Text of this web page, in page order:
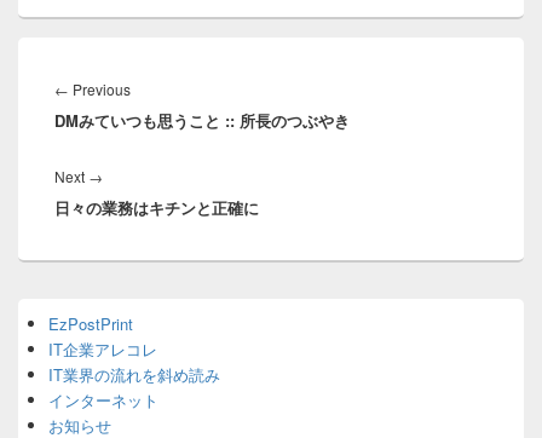
稿
ナ
ゲ
ー
シ
← PreviousPrevious
post:
DMみていつも思うこと :: 所長のつぶやき
Next →
post:
日々の業務はキチンと正確に
Sidebar
Widget
Area
EzPostPrint
IT企業アレコレ
IT業界の流れを斜め読み
インターネット
お知らせ